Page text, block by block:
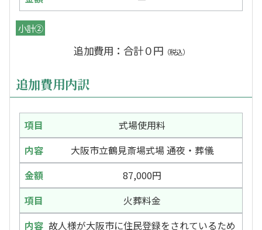
小計②
追加費用：合計０円 （税込）
追加費用内訳
式場使用料
大阪市立鶴見斎場式場 通夜・葬儀
87,000円
火葬料金
故人様が大阪市に住民登録をされているため